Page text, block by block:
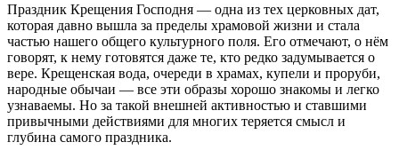
Праздник Крещения Господня — одна из тех церковных дат,
которая давно вышла за пределы храмовой жизни и стала
частью нашего общего культурного поля. Его отмечают, о нём
говорят, к нему готовятся даже те, кто редко задумывается о
вере. Крещенская вода, очереди в храмах, купели и проруби,
народные обычаи — все эти образы хорошо знакомы и легко
узнаваемы. Но за такой внешней активностью и ставшими
привычными действиями для многих теряется смысл и
глубина самого праздника.